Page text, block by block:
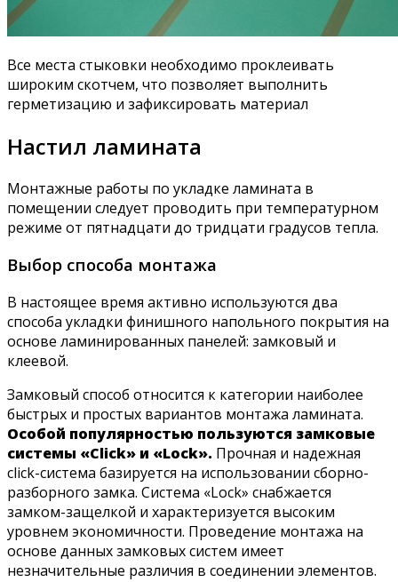
Все места стыковки необходимо проклеивать
широким скотчем, что позволяет выполнить
герметизацию и зафиксировать материал
Настил ламината
Монтажные работы по укладке ламината в
помещении следует проводить при температурном
режиме от пятнадцати до тридцати градусов тепла.
Выбор способа монтажа
В настоящее время активно используются два
способа укладки финишного напольного покрытия на
основе ламинированных панелей: замковый и
клеевой.
Замковый способ относится к категории наиболее
быстрых и простых вариантов монтажа ламината.
Особой популярностью пользуются замковые
системы «Click» и «Lock». Прочная и надежная
click-система базируется на использовании сборно-
разборного замка. Система «Lock» снабжается
замком-защелкой и характеризуется высоким
уровнем экономичности. Проведение монтажа на
основе данных замковых систем имеет
незначительные различия в соединении элементов.